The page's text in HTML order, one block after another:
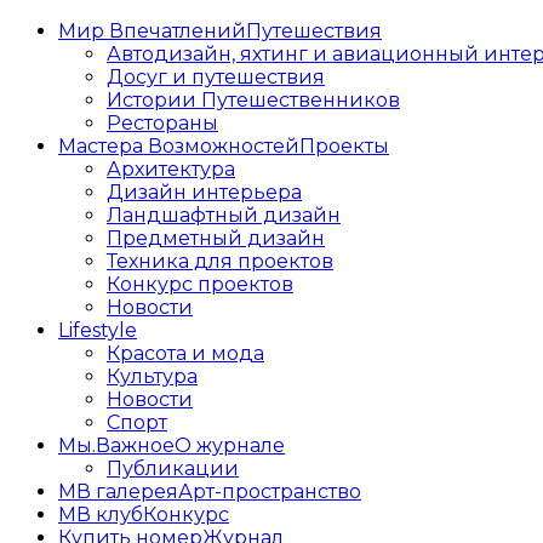
Мир Впечатлений Путешествия
Автодизайн, яхтинг и авиационный
Досуг и путешествия
Истории Путешественников
Рестораны
Мастера Возможностей Проекты
Архитектура
Дизайн интерьера
Ландшафтный дизайн
Предметный дизайн
Техника для проектов
Конкурс проектов
Новости
Lifestyle
Красота и мода
Культура
Новости
Спорт
Мы.ВажноеО журнале
Публикации
МВ галереяАрт-пространство
МВ клуб Конкурс
Купить номерЖурнал